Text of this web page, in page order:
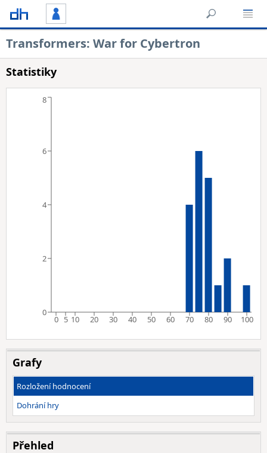
Transformers: War for Cybertron
Statistiky
0 5 10 20 30 40 50 60 70 80 90 100
0
2
4
6
8
Grafy
Rozložení hodnocení
Dohrání hry
Přehled